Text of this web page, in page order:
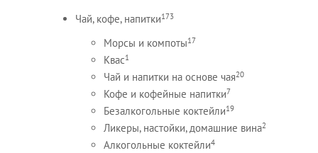
Чай, кофе, напитки173
Морсы и компоты17
Квас1
Чай и напитки на основе чая20
Кофе и кофейные напитки7
Безалкогольные коктейли19
Ликеры, настойки, домашние вина2
Алкогольные коктейли4